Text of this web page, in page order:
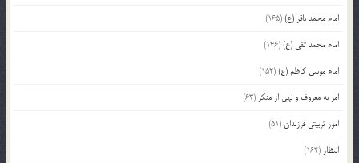
امام محمد باقر (ع)(165)
امام محمد تقی (ع)(146)
امام موسی کاظم (ع)(152)
امر به معروف و نهی از منکر (63)
امور تربیتی فرزندان(51)
انتظار (164)